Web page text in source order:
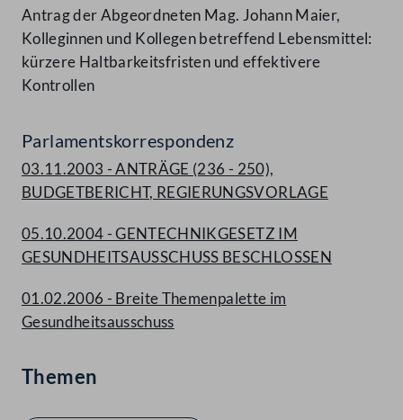
Antrag der Abgeordneten Mag. Johann Maier,
Kolleginnen und Kollegen betreffend Lebensmittel:
kürzere Haltbarkeitsfristen und effektivere
Kontrollen
Parlamentskorrespondenz
03.11.2003 - ANTRÄGE (236 - 250),
BUDGETBERICHT, REGIERUNGSVORLAGE
05.10.2004 - GENTECHNIKGESETZ IM
GESUNDHEITSAUSSCHUSS BESCHLOSSEN
01.02.2006 - Breite Themenpalette im
Gesundheitsausschuss
Themen